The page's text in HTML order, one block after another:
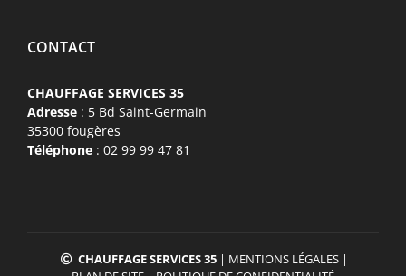
CONTACT
CHAUFFAGE SERVICES 35
Adresse : 5 Bd Saint-Germain
35300 fougères
Téléphone : 02 99 99 47 81
CHAUFFAGE SERVICES 35 | MENTIONS LÉGALES |